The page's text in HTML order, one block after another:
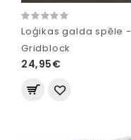
Loģikas galda spēle -
Gridblock
24,95€